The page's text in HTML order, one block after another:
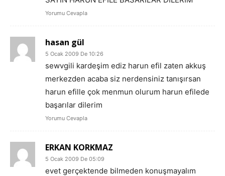
Yorumu Cevapla
hasan gül
5 Ocak 2009 De 10:26
sewvgili kardeşim ediz harun efil zaten akkuş
merkezden acaba siz nerdensiniz tanışırsan
harun efille çok menmun olurum harun efilede
başarılar dilerim
Yorumu Cevapla
ERKAN KORKMAZ
5 Ocak 2009 De 05:09
evet gerçektende bilmeden konuşmayalım